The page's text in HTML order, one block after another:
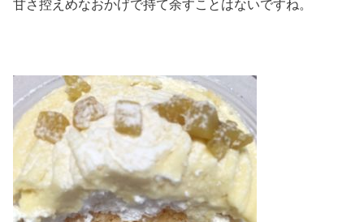
甘さ控えめなおかげで持て余すことはないですね。